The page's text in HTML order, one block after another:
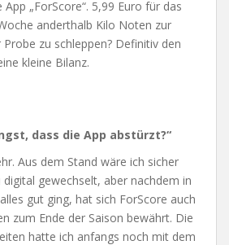
„ForScore“. 5,99 Euro für das
anderthalb Kilo Noten zur
zu schleppen? Definitiv den
kleine Bilanz.
dass die App abstürzt?“
Aus dem Stand wäre ich sicher
gewechselt, aber nachdem in
gut ging, hat sich ForScore auch
zum Ende der Saison bewährt. Die
hatte ich anfangs noch mit dem